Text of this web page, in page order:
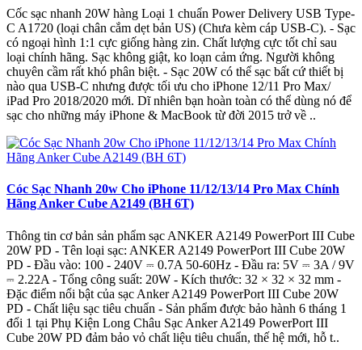
Cốc sạc nhanh 20W hàng Loại 1 chuẩn Power Delivery USB Type-
C A1720 (loại chân cắm dẹt bản US) (Chưa kèm cáp USB-C). - Sạc
có ngoại hình 1:1 cực giống hàng zin. Chất lượng cực tốt chỉ sau
loại chính hãng. Sạc không giật, ko loạn cảm ứng. Người không
chuyên cầm rất khó phân biệt. - Sạc 20W có thể sạc bất cứ thiết bị
nào qua USB-C nhưng được tối ưu cho iPhone 12/11 Pro Max/
iPad Pro 2018/2020 mới. Dĩ nhiên bạn hoàn toàn có thể dùng nó để
sạc cho những máy iPhone & MacBook từ đời 2015 trở về ..
Cóc Sạc Nhanh 20w Cho iPhone 11/12/13/14 Pro Max Chính
Hãng Anker Cube A2149 (BH 6T)
Thông tin cơ bản sản phẩm sạc ANKER A2149 PowerPort III Cube
20W PD - Tên loại sạc: ANKER A2149 PowerPort III Cube 20W
PD - Đầu vào: 100 - 240V ⎓ 0.7A 50-60Hz - Đầu ra: 5V ⎓ 3A / 9V
⎓ 2.22A - Tổng công suất: 20W - Kích thước: 32 × 32 × 32 mm -
Đặc điểm nổi bật của sạc Anker A2149 PowerPort III Cube 20W
PD - Chất liệu sạc tiêu chuẩn - Sản phẩm được bảo hành 6 tháng 1
đổi 1 tại Phụ Kiện Long Châu Sạc Anker A2149 PowerPort III
Cube 20W PD đảm bảo vỏ chất liệu tiêu chuẩn, thế hệ mới, hỗ t..